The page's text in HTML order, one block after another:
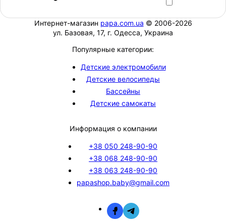
Интернет-магазин papa.com.ua © 2006-2026
ул. Базовая, 17, г. Одесса, Украина
Популярные категории:
Детские электромобили
Детские велосипеды
Бассейны
Детские самокаты
Информация о компании
+38 050 248-90-90
+38 068 248-90-90
+38 063 248-90-90
papashop.baby@gmail.com